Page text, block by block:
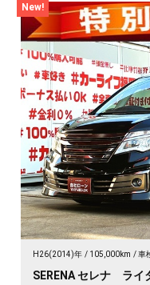
New!
H26(2014)年 105,000km 車
SERENA セレナ ライ